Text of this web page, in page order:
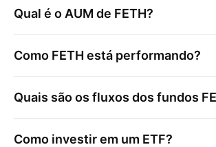
Qual é o AUM de FETH?
Como FETH está performando?
Quais são os fluxos dos fundos
Como investir em um ETF?